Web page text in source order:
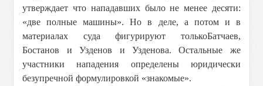
утверждает что нападавших было не менее десяти:
«две полные машины». Но в деле, а потом и в
материалах суда фигурируют толькоБатчаев,
Бостанов и Узденов и Узденова. Остальные же
участники нападения определены юридически
безупречной формулировкой «знакомые».